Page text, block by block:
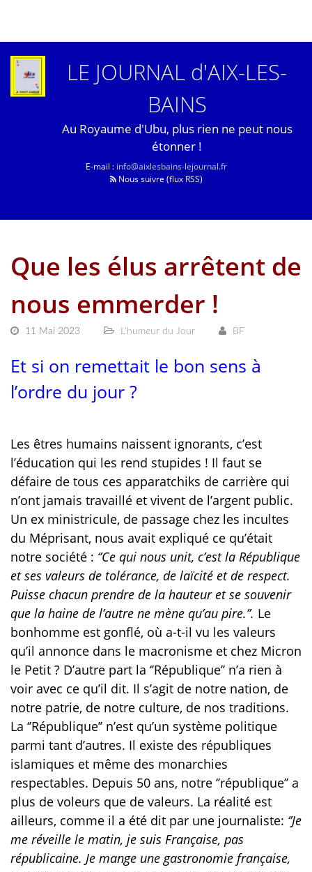
LE JOURNAL d'AIX-LES-
BAINS
Au Royaume d'Ubu, plus rien ne peut nous
étonner !
E-mail : info@aixlesbains-lejournal.fr
Nous suivre (flux RSS)
Que les élus arrêtent de
nous emmerder !
11 Mai 2023 L'humeur du Jour BF
Et si on remettait le bon sens à
l’ordre du jour ?
Les êtres humains naissent ignorants, c’est
l’éducation qui les rend stupides ! Il faut se
défaire de tous ces apparatchiks de carrière qui
n’ont jamais travaillé et vivent de l’argent public.
Un ex ministricule, de passage chez les incultes
du Méprisant, nous avait expliqué ce qu’était
notre société : ‘’Ce qui nous unit, c’est la République
et ses valeurs de tolérance, de laïcité et de respect.
Puisse chacun prendre de la hauteur et se souvenir
que la haine de l’autre ne mène qu’au pire.’’. Le
bonhomme est gonflé, où a-t-il vu les valeurs
qu’il annonce dans le macronisme et chez Micron
le Petit ? D’autre part la ‘’République’’ n’a rien à
voir avec ce qu’il dit. Il s’agit de notre nation, de
notre patrie, de notre culture, de nos traditions.
La ‘’République’’ n’est qu’un système politique
parmi tant d’autres. Il existe des républiques
islamiques et même des monarchies
respectables. Depuis 50 ans, notre ‘’république’’ a
plus de voleurs que de valeurs. La réalité est
ailleurs, comme il a été dit par une journaliste: ‘’Je
me réveille le matin, je suis Française, pas
républicaine. Je mange une gastronomie française,